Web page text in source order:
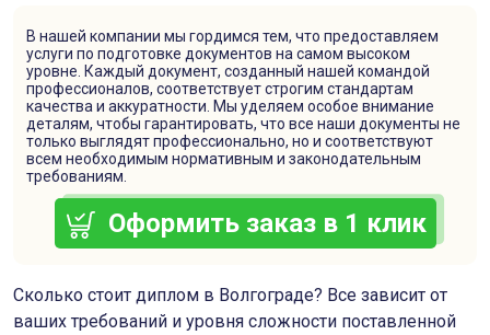
В нашей компании мы гордимся тем, что предоставляем
услуги по подготовке документов на самом высоком
уровне. Каждый документ, созданный нашей командой
профессионалов, соответствует строгим стандартам
качества и аккуратности. Мы уделяем особое внимание
деталям, чтобы гарантировать, что все наши документы не
только выглядят профессионально, но и соответствуют
всем необходимым нормативным и законодательным
требованиям.
Оформить заказ в 1 клик
Сколько стоит диплом в Волгограде? Все зависит от
ваших требований и уровня сложности поставленной